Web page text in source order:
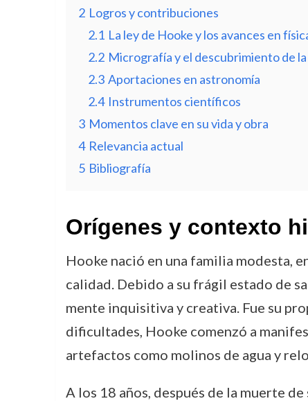
2 Logros y contribuciones
2.1 La ley de Hooke y los avances en
2.2 Micrografía y el descubrimiento de
2.3 Aportaciones en astronomía
2.4 Instrumentos científicos
3 Momentos clave en su vida y obra
4 Relevancia actual
5 Bibliografía
Orígenes y contexto
Hooke nació en una familia modesta,
calidad. Debido a su frágil estado de
mente inquisitiva y creativa. Fue su
dificultades, Hooke comenzó a
artefactos como molinos de agua y
A los 18 años, después de la muerte